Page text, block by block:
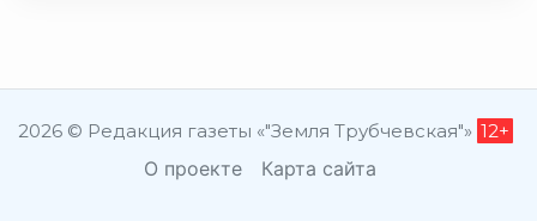
2026 © Редакция газеты «"Земля Трубчевская"» 12+
О проекте Карта сайта